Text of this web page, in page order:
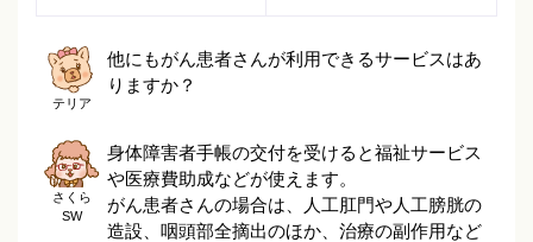
テリア
他にもがん患者さんが利用できるサービスはあ
りますか？
さくら
SW
身体障害者手帳の交付を受けると福祉サービス
や医療費助成などが使えます。
がん患者さんの場合は、人工肛門や人工膀胱の
造設、咽頭部全摘出のほか、治療の副作用など